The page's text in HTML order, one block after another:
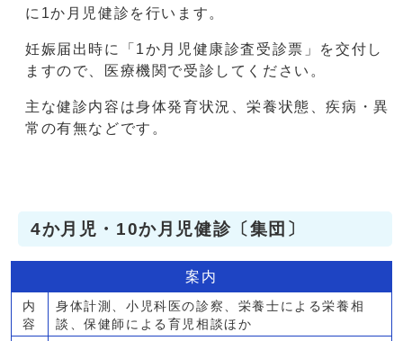
に1か月児健診を行います。
妊娠届出時に「1か月児健康診査受診票」を交付し
ますので、医療機関で受診してください。
主な健診内容は身体発育状況、栄養状態、疾病・異
常の有無などです。
4か月児・10か月児健診〔集団〕
案内
内
容
身体計測、小児科医の診察、栄養士による栄養相
談、保健師による育児相談ほか